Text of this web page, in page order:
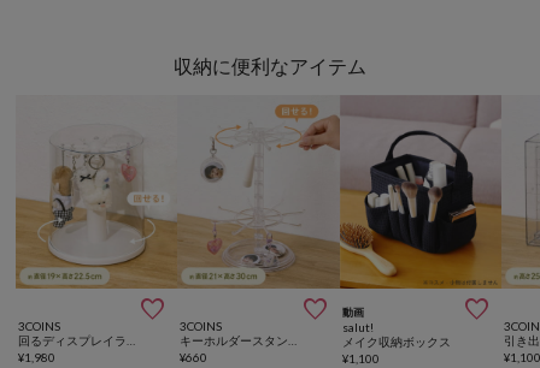
収納に便利なアイテム

3COINS
回るディスプレイラック／コレクション収納
¥1,980

3COINS
キーホルダースタンド／コレクション収納
¥660
動画 
salut!
メイク収納ボックス
¥1,100 ¥